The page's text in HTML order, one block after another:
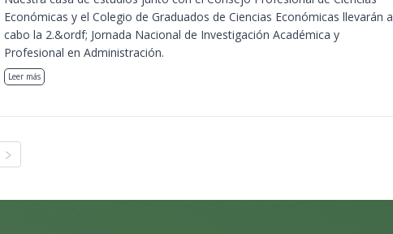
Económicas y el Colegio de Graduados de Ciencias Económicas llevarán a
cabo la 2.&ordf; Jornada Nacional de Investigación Académica y
Profesional en Administración.
Leer más